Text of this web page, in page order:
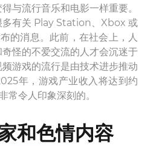
与流行音乐和电影一样重要。
多有关 Play Station、Xbox 或
的消息。此前，在社会上，人
怪的不爱交流的人才会沉迷于
游戏的流行是由技术进步推动
年，游戏产业收入将达到约
令人印象深刻的。
和色情内容